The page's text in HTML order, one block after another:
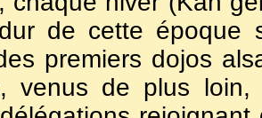
de cette époque
premiers dojos
venus de plus